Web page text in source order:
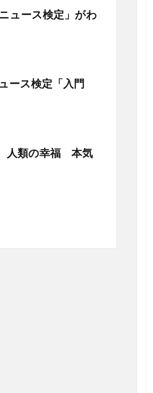
ュース検定」がわ
ース検定「入門
人類の幸福 本気